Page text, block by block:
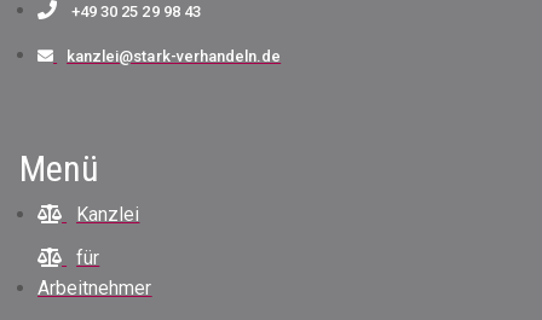
+49 30 25 29 98 43
kanzlei@stark-verhandeln.de
Menü
Kanzlei
für
Arbeitnehmer